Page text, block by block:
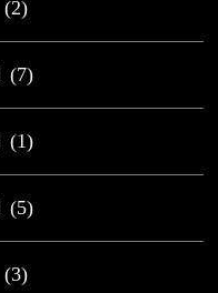
(2)
(7)
(1)
(5)
(3)